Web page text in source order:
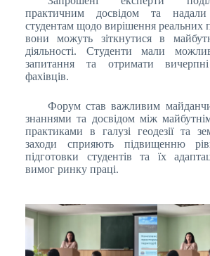
практичним досвідом та
студентам щодо вирішення реальних
вони можуть зіткнутися в
діяльності. Студенти мали
запитання та отримати
фахівців.
Форум став важливим
знаннями та досвідом між
практиками в галузі геодезії та
заходи сприяють підвищенню
підготовки студентів та їх
вимог ринку праці.